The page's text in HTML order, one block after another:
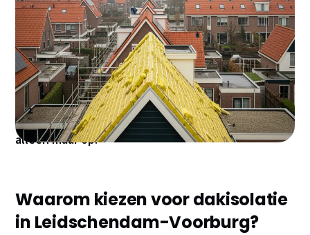
Woon je in Leidschendam-Voorburg en betaal je
torenhoge energierekeningen? Met dakisolatie
haal je 30-40% van je verwarmingskosten weg en
verhoog je je wooncomfort direct. Voor een
gemiddelde woning in bijvoorbeeld de
Componistenwijk of Hofland bespaar je al snel
€400-600 per jaar - en dat loopt de komende jaren
alleen maar op!
Waarom kiezen voor dakisolatie
in Leidschendam-Voorburg?